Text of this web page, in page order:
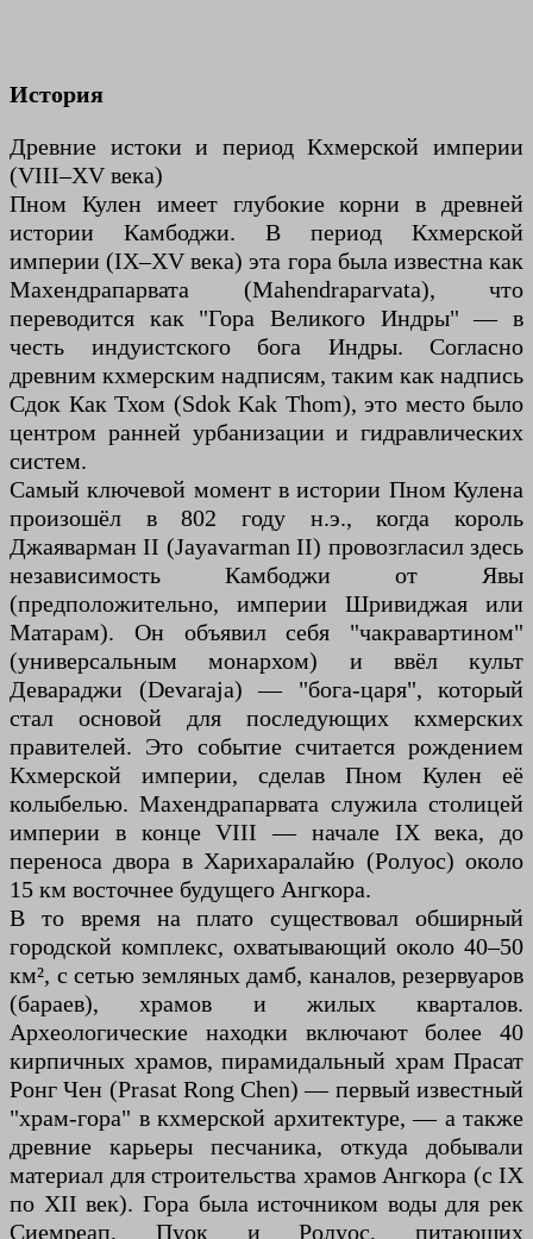
История
Древние истоки и период Кхмерской империи
(VIII–XV века)
Пном Кулен имеет глубокие корни в древней
истории Камбоджи. В период Кхмерской
империи (IX–XV века) эта гора была известна как
Махендрапарвата (Mahendraparvata), что
переводится как "Гора Великого Индры" — в
честь индуистского бога Индры. Согласно
древним кхмерским надписям, таким как надпись
Сдок Как Тхом (Sdok Kak Thom), это место было
центром ранней урбанизации и гидравлических
систем.
Самый ключевой момент в истории Пном Кулена
произошёл в 802 году н.э., когда король
Джаяварман II (Jayavarman II) провозгласил здесь
независимость Камбоджи от Явы
(предположительно, империи Шривиджая или
Матарам). Он объявил себя "чакравартином"
(универсальным монархом) и ввёл культ
Девараджи (Devaraja) — "бога-царя", который
стал основой для последующих кхмерских
правителей. Это событие считается рождением
Кхмерской империи, сделав Пном Кулен её
колыбелью. Махендрапарвата служила столицей
империи в конце VIII — начале IX века, до
переноса двора в Харихаралайю (Ролуос) около
15 км восточнее будущего Ангкора.
В то время на плато существовал обширный
городской комплекс, охватывающий около 40–50
км², с сетью земляных дамб, каналов, резервуаров
(бараев), храмов и жилых кварталов.
Археологические находки включают более 40
кирпичных храмов, пирамидальный храм Прасат
Ронг Чен (Prasat Rong Chen) — первый известный
"храм-гора" в кхмерской архитектуре, — а также
древние карьеры песчаника, откуда добывали
материал для строительства храмов Ангкора (с IX
по XII век). Гора была источником воды для рек
Сиемреап, Пуок и Ролуос, питающих